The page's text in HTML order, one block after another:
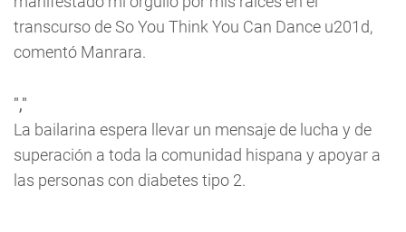
transcurso de So You Think You Can Dance u201d,
comentó Manrara.
","
La bailarina espera llevar un mensaje de lucha y de
superación a toda la comunidad hispana y apoyar a
las personas con diabetes tipo 2.